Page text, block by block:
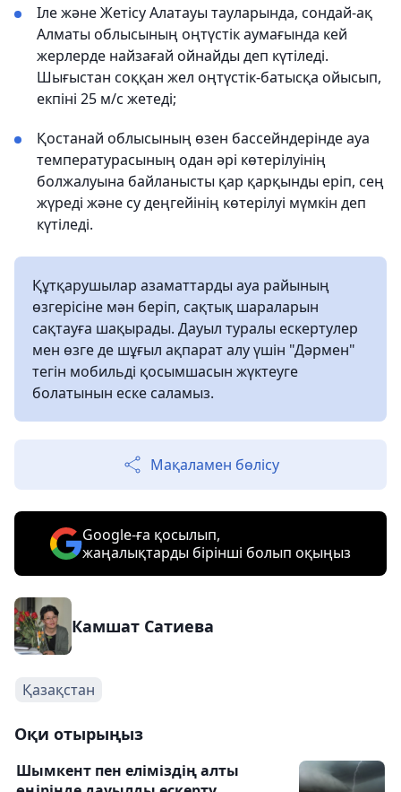
Іле және Жетісу Алатауы тауларында, сондай-ақ
Алматы облысының оңтүстік аумағында кей
жерлерде найзағай ойнайды деп күтіледі.
Шығыстан соққан жел оңтүстік-батысқа ойысып,
екпіні 25 м/с жетеді;
Қостанай облысының өзен бассейндерінде ауа
температурасының одан әрі көтерілуінің
болжалуына байланысты қар қарқынды еріп, сең
жүреді және су деңгейінің көтерілуі мүмкін деп
күтіледі.
Құтқарушылар азаматтарды ауа райының
өзгерісіне мән беріп, сақтық шараларын
сақтауға шақырады. Дауыл туралы ескертулер
мен өзге де шұғыл ақпарат алу үшін "Дәрмен"
тегін мобильді қосымшасын жүктеуге
болатынын еске саламыз.
Мақаламен бөлісу
Google-ға қосылып,
жаңалықтарды бірінші болып оқыңыз
Камшат Сатиева
Қазақстан
Оқи отырыңыз
Шымкент пен еліміздің алты